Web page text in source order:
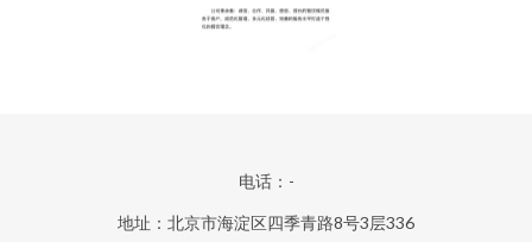
电话：-
地址：北京市海淀区四季青路8号3层336